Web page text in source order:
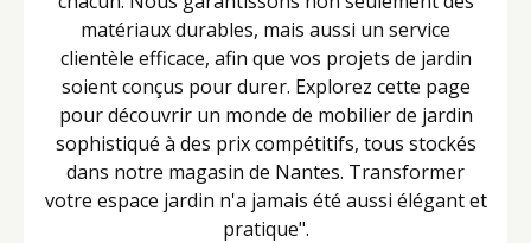
matériaux durables, mais aussi un service
clientèle efficace, afin que vos projets de jardin
soient conçus pour durer. Explorez cette page
pour découvrir un monde de mobilier de jardin
sophistiqué à des prix compétitifs, tous stockés
dans notre magasin de Nantes. Transformer
votre espace jardin n'a jamais été aussi élégant et
pratique".